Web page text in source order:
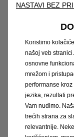
NASTAVI BEZ
Koristimo
našoj veb
osnovne
mrežom i
performanse
jezika, rezultati
Vam nudimo.
trećih strana za
relevantnije.